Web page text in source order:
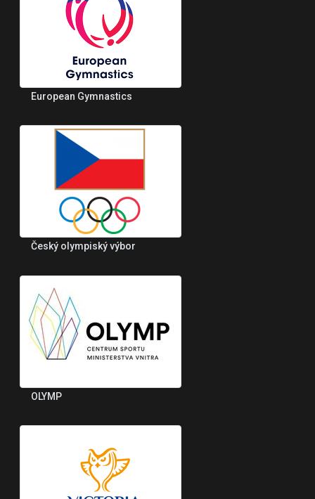
European Gymnastics
Český olympiský výbor
OLYMP